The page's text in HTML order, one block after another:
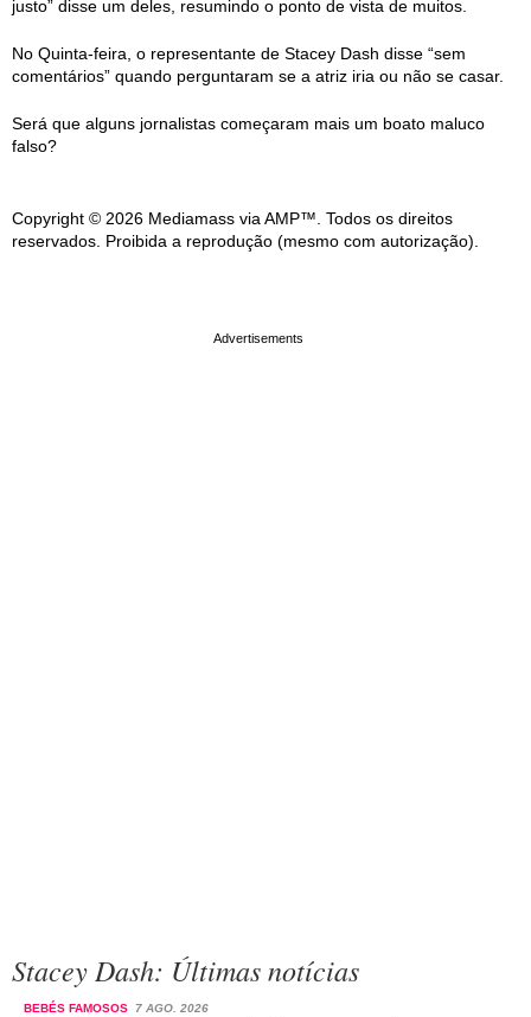
justo” disse um deles, resumindo o ponto de vista de muitos.
No Quinta-feira, o representante de Stacey Dash disse “sem
comentários” quando perguntaram se a atriz iria ou não se casar.
Será que alguns jornalistas começaram mais um boato maluco
falso?
Copyright © 2026 Mediamass via AMP™. Todos os direitos
reservados. Proibida a reprodução (mesmo com autorização).
Stacey Dash: Últimas notícias
BEBÉS FAMOSOS 7 AGO. 2026